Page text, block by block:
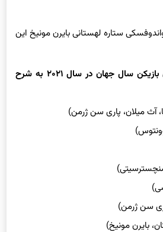
ستاره لهستانی بایرن مونیخ این
فهرست نامزدهای برترین بازیکن سال جهان در سال ۲۰۲۱ به شرح
آث میلان، پاری سن ژرمن)
سن ژرمن)
بایرن مونیخ)